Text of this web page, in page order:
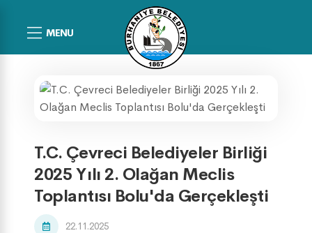
MENU
T.C. Çevreci Belediyeler Birliği
2025 Yılı 2. Olağan Meclis
Toplantısı Bolu'da Gerçekleşti
22.11.2025